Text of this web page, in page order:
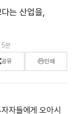
는 산업을,
5분
공유 인쇄
자들에게 오아시